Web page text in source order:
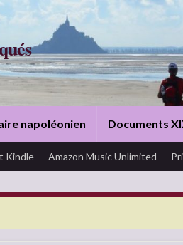
napoléonien Documents
Kindle Amazon Music Unlimited